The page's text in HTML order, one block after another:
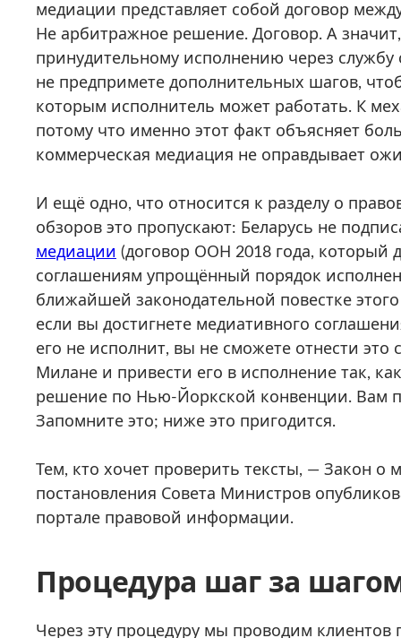
медиации представляет собой договор
Не арбитражное решение. Договор. А
принудительному исполнению через
не предпримете дополнительных шагов,
которым исполнитель может работать. К
потому что именно этот факт объясняет
коммерческая медиация не оправдывает
И ещё одно, что относится к разделу о
обзоров это пропускают: Беларусь не
медиации (договор ООН 2018 года,
соглашениям упрощённый порядок
ближайшей законодательной повестке
если вы достигнете медиативного
его не исполнит, вы не сможете отнести это
Милане и привести его в исполнение так,
решение по Нью-Йоркской конвенции. Вам
Запомните это; ниже это пригодится.
Тем, кто хочет проверить тексты, — Закон о
постановления Совета Министров
портале правовой информации.
Процедура шаг за
Через эту процедуру мы проводим клиентов